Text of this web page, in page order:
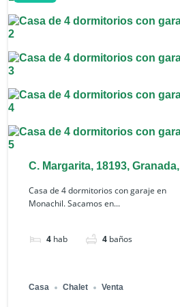
C. Margarita, 18193, Granada,
España
Casa de 4 dormitorios con garaje en
Monachil. Sacamos en...
4 hab 4 baños
Casa Chalet Venta